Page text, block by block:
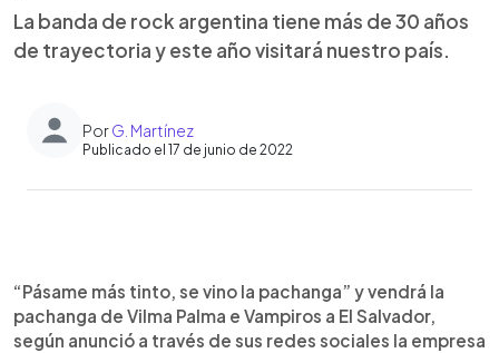
La banda de rock argentina tiene más de 30 años
de trayectoria y este año visitará nuestro país.
PorG. Martínez
Publicado el 17 de junio de 2022
Escuchar artículo
“Pásame más tinto, se vino la pachanga” y vendrá la
pachanga de Vilma Palma e Vampiros a El Salvador,
según anunció a través de sus redes sociales la empresa